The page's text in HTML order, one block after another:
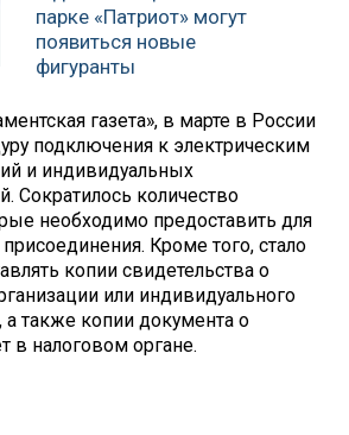
парке «Патриот» могут
появиться новые
фигуранты
газета», в марте в России
подключения к электрическим
и индивидуальных
Сократилось количество
необходимо предоставить для
присоединения. Кроме того, стало
копии свидетельства о
или индивидуального
а также копии документа о
в налоговом органе.